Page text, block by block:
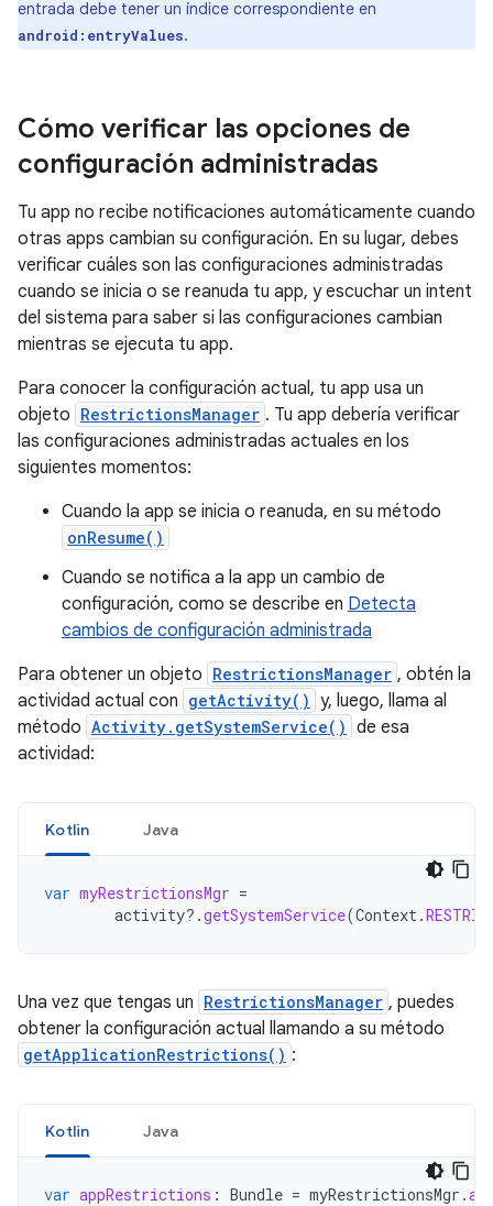
entrada debe tener un índice correspondiente en
android:entryValues.
Cómo verificar las opciones de
configuración administradas
Tu app no recibe notificaciones automáticamente cuando
otras apps cambian su configuración. En su lugar, debes
verificar cuáles son las configuraciones administradas
cuando se inicia o se reanuda tu app, y escuchar un intent
del sistema para saber si las configuraciones cambian
mientras se ejecuta tu app.
Para conocer la configuración actual, tu app usa un
objeto RestrictionsManager . Tu app debería verificar
las configuraciones administradas actuales en los
siguientes momentos:
Cuando la app se inicia o reanuda, en su método
onResume()
Cuando se notifica a la app un cambio de
configuración, como se describe en Detecta
cambios de configuración administrada
Para obtener un objeto RestrictionsManager , obtén la
actividad actual con getActivity() y, luego, llama al
método Activity.getSystemService() de esa
actividad:
Kotlin Java
var myRestrictionsMgr =
activity?.getSystemService(Context.
Una vez que tengas un RestrictionsManager , puedes
obtener la configuración actual llamando a su método
getApplicationRestrictions() :
Kotlin Java
var appRestrictions : Bundle = myRestrictionsMgr .